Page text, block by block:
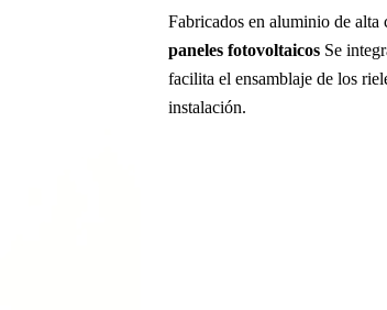
Fabricados en aluminio de alta
paneles fotovoltaicos Se
facilita el ensamblaje de los
instalación.